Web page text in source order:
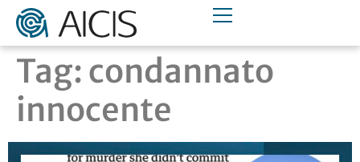
Tag: condannato
innocente